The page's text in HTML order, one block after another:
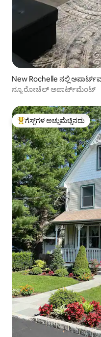
New Rochelle ನಲ್ಲಿ
ನ್ಯೂ ರೋಚೆಲ್ ಅಪಾರ್ಟ್‌ಮೆಂಟ್
ಗೆಸ್ಟ್‌ಗಳಿಗೆ ಅತಿ ಹೆಚ್ಚು
ಗೆಸ್ಟ್‌ಗಳ ಅಚ್ಚುಮೆಚ್ಚಿನದು